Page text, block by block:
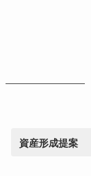
資産形成提案